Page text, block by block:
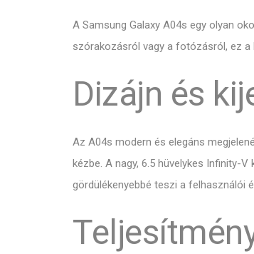
A Samsung Galaxy A04s egy olyan
szórakozásról vagy a fotózásról, ez a
Dizájn és
Az A04s modern és elegáns
kézbe. A nagy, 6.5 hüvelykes Infinity-
gördülékenyebbé teszi a felhasználói